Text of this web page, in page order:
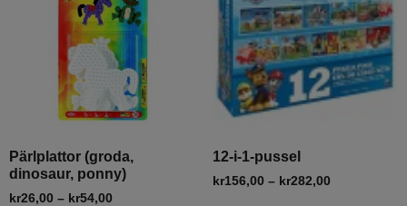
Pärlplattor (groda,
dinosaur, ponny)
kr26,00 – kr54,00
12-i-1-pussel
kr156,00 – kr282,00